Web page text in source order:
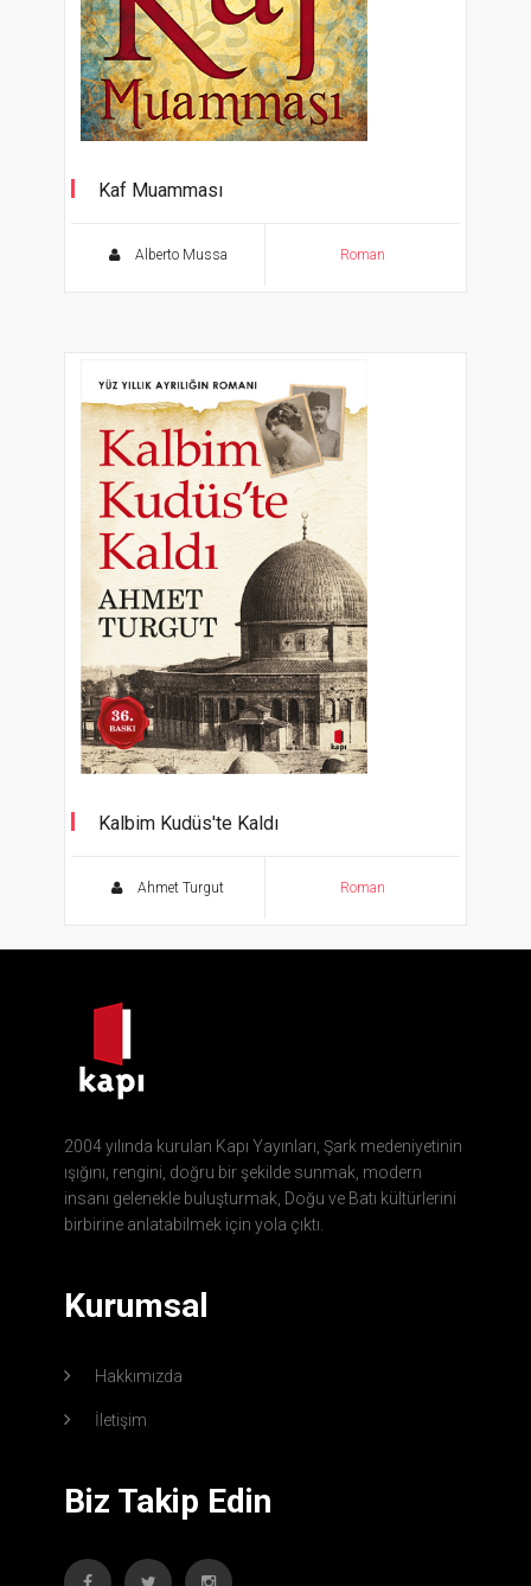
Kaf Muamması
Alberto Mussa Roman
Kalbim Kudüs'te Kaldı
Ahmet Turgut Roman
2004 yılında kurulan Kapı Yayınları, Şark medeniyetinin
ışığını, rengini, doğru bir şekilde sunmak, modern
insanı gelenekle buluşturmak, Doğu ve Batı kültürlerini
birbirine anlatabilmek için yola çıktı.
Kurumsal
Hakkımızda
İletişim
Biz Takip Edin